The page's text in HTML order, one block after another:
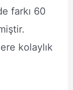
farkı 60
kolaylık